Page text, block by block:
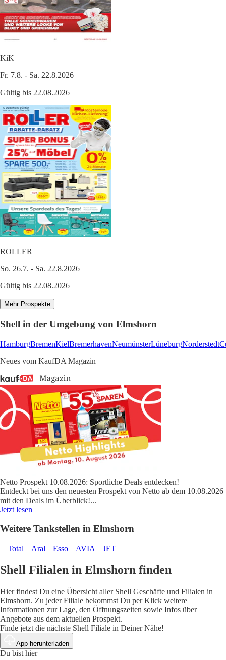
KiK
Fr. 7.8. - Sa. 22.8.2026
Gültig bis 22.08.2026
ROLLER
So. 26.7. - Sa. 22.8.2026
Gültig bis 22.08.2026
Mehr Prospekte
Shell in der Umgebung von Elmshorn
HamburgBremenKielBremerhavenNeumünsterLüneburgNorderstedt
Neues vom KaufDA Magazin
Netto Prospekt 10.08.2026: Sportliche Deals entdecken!
Entdeckt bei uns den neuesten Prospekt von Netto ab dem 10.08.2026
mit den Deals im Überblick!...
Jetzt lesen
Weitere Tankstellen in Elmshorn
Total Aral Esso AVIA JET
Shell Filialen in Elmshorn finden
Hier findest Du eine Übersicht aller Shell Geschäfte und Filialen in
Elmshorn. Zu jeder Filiale bekommst Du per Klick weitere
Informationen zur Lage, den Öffnungszeiten sowie Infos über
Angebote aus dem aktuellen Prospekt.
Finde jetzt die nächste Shell Filiale in Deiner Nähe!
App herunterladen
Du bist hier